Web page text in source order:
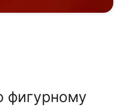
фигурному